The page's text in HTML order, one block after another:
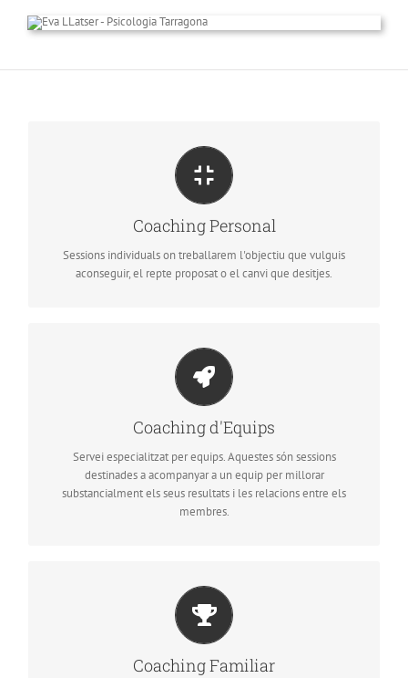
Coaching Personal
Sessions individuals on treballarem l'objectiu que vulguis
aconseguir, el repte proposat o el canvi que desitjes.
A traves de l’eina de Coaching busquem junts en el
teu interior per descobrir i desenvolupar les
potencialitats que ja disposes i que per la situació
en la que et trobes no et permet veure-les.
Coaching d'Equips
Servei especialitzat per equips. Aquestes són sessions
destinades a acompanyar a un equip per millorar
substancialment els seus resultats i les relacions entre els
membres.
Dirigit a Comités de dirección, caps,
comandaments intermedis i equips transversals
d’un projecte o grup de treball.
Contacta amb mi per a més informació.
Coaching Familiar
Sempre des de la visió del coaching centrada en
el teu objectiu, seguida d’un pla d’acció per
transformar la situació actual en la realitat
desitjada.